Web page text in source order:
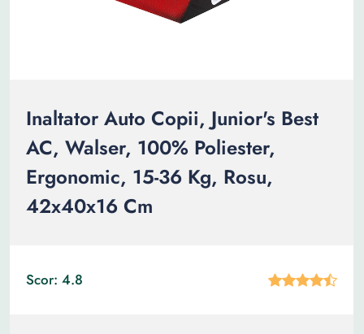
Inaltator Auto Copii, Junior's Best
AC, Walser, 100% Poliester,
Ergonomic, 15-36 Kg, Rosu,
42x40x16 Cm
Scor: 4.8